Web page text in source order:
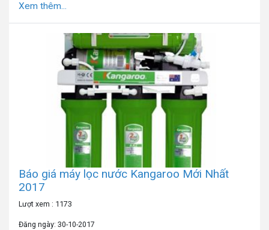
Xem thêm...
Báo giá máy lọc nước Kangaroo Mới Nhất
2017
Lượt xem : 1173
Đăng ngày: 30-10-2017